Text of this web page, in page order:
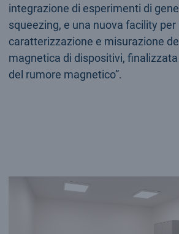
integrazione di esperimenti di
squeezing, e una nuova facility per
caratterizzazione e misurazione
magnetica di dispositivi,
del rumore magnetico”.